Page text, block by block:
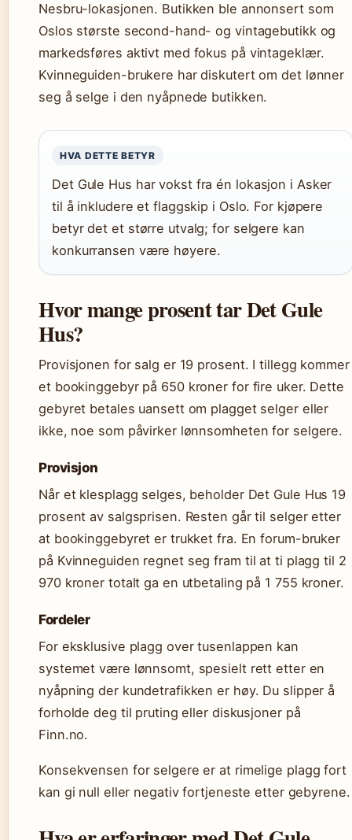
Nesbru-lokasjonen. Butikken ble annonsert som
Oslos største second-hand- og vintagebutikk og
markedsføres aktivt med fokus på vintageklær.
Kvinneguiden-brukere har diskutert om det lønner
seg å selge i den nyåpnede butikken.
HVA DETTE BETYR
Det Gule Hus har vokst fra én lokasjon i Asker
til å inkludere et flaggskip i Oslo. For kjøpere
betyr det et større utvalg; for selgere kan
konkurransen være høyere.
Hvor mange prosent tar Det Gule
Hus?
Provisjonen for salg er 19 prosent. I tillegg kommer
et bookinggebyr på 650 kroner for fire uker. Dette
gebyret betales uansett om plagget selger eller
ikke, noe som påvirker lønnsomheten for selgere.
Provisjon
Når et klesplagg selges, beholder Det Gule Hus 19
prosent av salgsprisen. Resten går til selger etter
at bookinggebyret er trukket fra. En forum-bruker
på Kvinneguiden regnet seg fram til at ti plagg til 2
970 kroner totalt ga en utbetaling på 1 755 kroner.
Fordeler
For eksklusive plagg over tusenlappen kan
systemet være lønnsomt, spesielt rett etter en
nyåpning der kundetrafikken er høy. Du slipper å
forholde deg til pruting eller diskusjoner på
Finn.no.
Konsekvensen for selgere er at rimelige plagg fort
kan gi null eller negativ fortjeneste etter gebyrene.